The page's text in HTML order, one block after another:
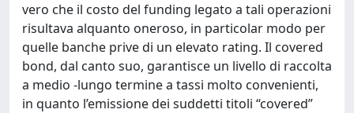
vero che il costo del funding legato a tali operazioni
risultava alquanto oneroso, in particolar modo per
quelle banche prive di un elevato rating. Il covered
bond, dal canto suo, garantisce un livello di raccolta
a medio -lungo termine a tassi molto convenienti,
in quanto l’emissione dei suddetti titoli “covered”